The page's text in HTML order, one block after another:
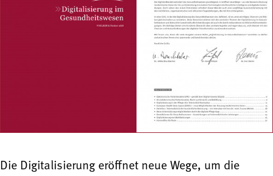
Die Digitalisierung eröffnet neue Wege, um die